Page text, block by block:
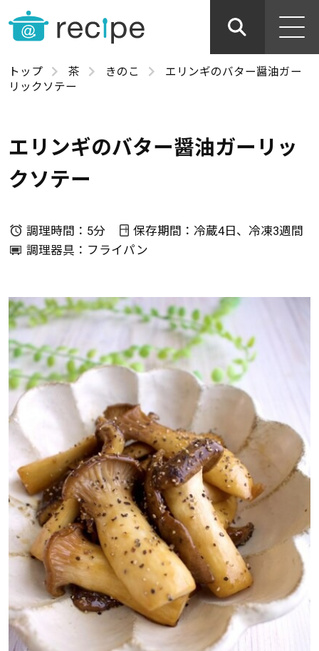
トップ 茶 きのこ
エリンギのバター醤油ガー
リックソテー
エリンギのバター醤油ガーリッ
クソテー
調理時間：5分
保存期間：冷蔵4日、冷凍3週間
調理器具：フライパン